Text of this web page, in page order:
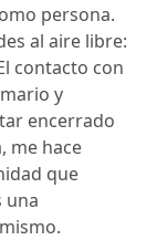
persona.
al aire libre:
contacto con
y
encerrado
me hace
que
una